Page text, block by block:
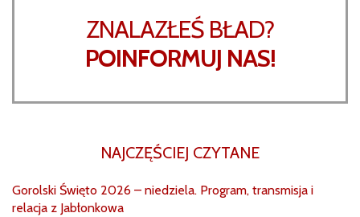
ZNALAZŁEŚ BŁAD?
POINFORMUJ NAS!
NAJCZĘŚCIEJ CZYTANE
Gorolski Święto 2026 – niedziela. Program, transmisja i
relacja z Jabłonkowa